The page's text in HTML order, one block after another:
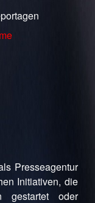
Presseagentur
Initiativen, die
gestartet oder